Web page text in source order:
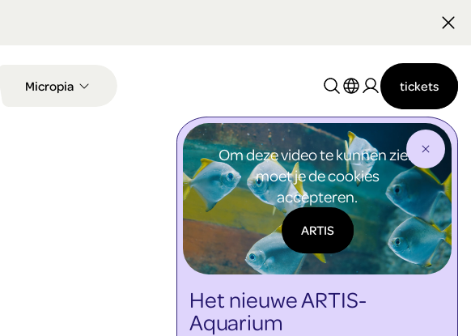
Micropia tickets
Om deze video te kunnen zien
moet je de cookies
accepteren.
ARTIS
Het nieuwe ARTIS-
Aquarium